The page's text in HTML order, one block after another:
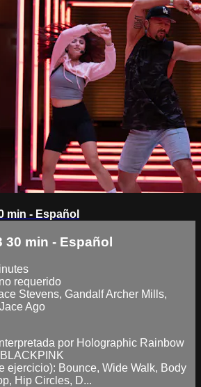
min - Español
30 min - Español
requerido
Stevens, Gandalf Archer Mills,
Ago
por Holographic Rainbow
ejercicio): Bounce, Wide Walk, Body
Hip Circles, D...